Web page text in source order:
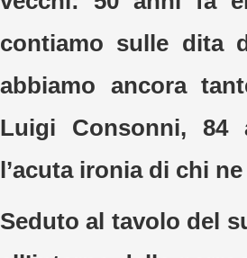
contiamo sulle dita
abbiamo ancora
Luigi Consonni,
l’acuta ironia di chi
Seduto al tavolo del